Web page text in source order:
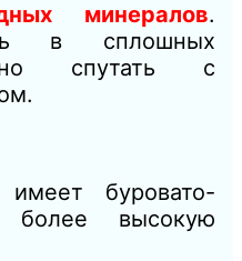
минералов.
в сплошных
спутать с
буровато-
высокую